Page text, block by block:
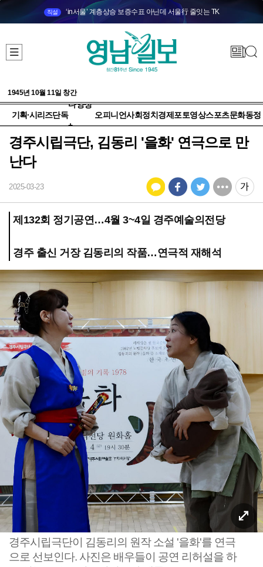
직설 ‘in서울’ 계층상승 보증수표 아닌데 서울行 줄잇는 TK
1945년 10월 11일 창간
기획·시리즈단독
다양성
+
오피니언사회정치 경제 포토영상스포츠문화동정
경주시립극단, 김동리 '을화' 연극으로 만
난다
2025-03-23
제132회 정기공연…4월 3~4일 경주예술의전당
경주 출신 거장 김동리의 작품…연극적 재해석
경주시립극단이 김동리의 원작 소설 '을화'를 연극
으로 선보인다. 사진은 배우들이 공연 리허설을 하